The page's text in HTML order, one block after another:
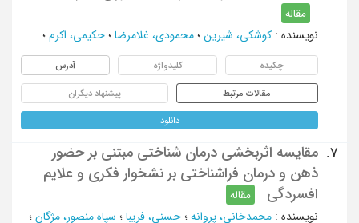
مقاله
نویسنده : کوشکی، شیرین ؛ محمودی، غلامرضا ؛ حکیمی، اکرم ؛
چکیده کلیدواژه آدرس
مقالات مرتبط پیشنهاد دیگران
دانلود
7.
مقایسه اثربخشی درمان شناختی مبتنی بر حضور
ذهن و درمان فراشناختی بر نشخوار فکری و علایم
افسردگی
مقاله
نویسنده : محمدخانی، پروانه ؛ حسنی، فریبا ؛ سپاه منصور، مژگان ؛